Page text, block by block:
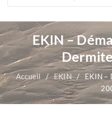
EKIN –
Accueil / EKIN /
EKIN –